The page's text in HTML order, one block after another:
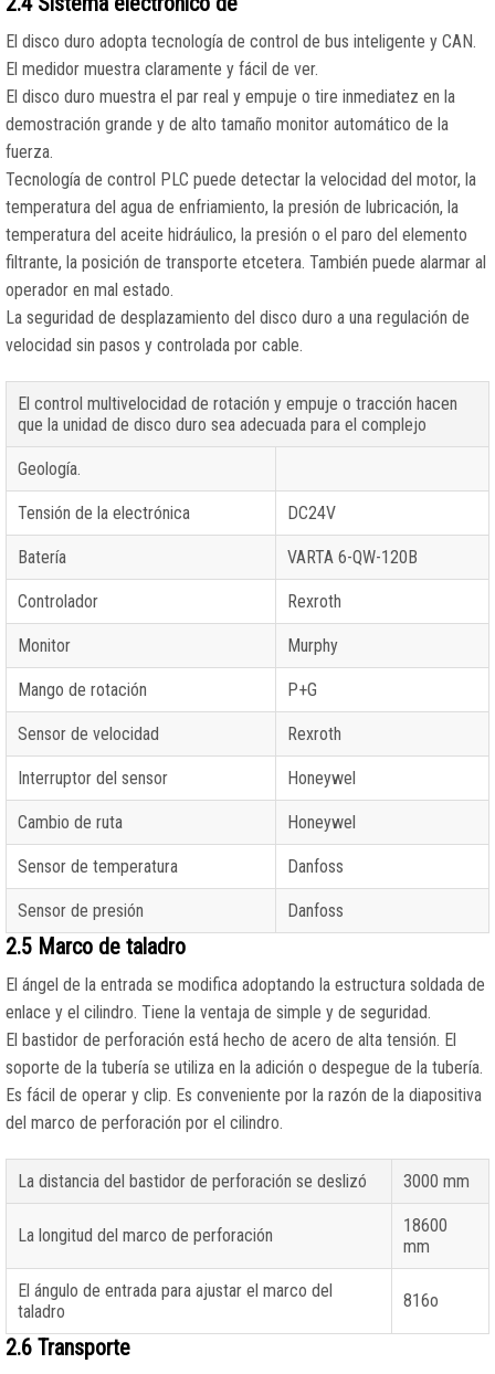
El disco duro adopta tecnología de control de bus inteligente y CAN.
El medidor muestra claramente y fácil de ver.
El disco duro muestra el par real y empuje o tire inmediatez en la
demostración grande y de alto tamaño monitor automático de la
fuerza.
Tecnología de control PLC puede detectar la velocidad del motor, la
temperatura del agua de enfriamiento, la presión de lubricación, la
temperatura del aceite hidráulico, la presión o el paro del elemento
filtrante, la posición de transporte etcetera. También puede alarmar al
operador en mal estado.
La seguridad de desplazamiento del disco duro a una regulación de
velocidad sin pasos y controlada por cable.
El control multivelocidad de rotación y empuje o tracción hacen
que la unidad de disco duro sea adecuada para el complejo
Geología.
Tensión de la electrónica DC24V
Batería VARTA 6-QW-120B
Controlador Rexroth
Monitor Murphy
Mango de rotación P+G
Sensor de velocidad Rexroth
Interruptor del sensor Honeywel
Cambio de ruta Honeywel
Sensor de temperatura Danfoss
Sensor de presión Danfoss
2.5 Marco de taladro
El ángel de la entrada se modifica adoptando la estructura soldada de
enlace y el cilindro. Tiene la ventaja de simple y de seguridad.
El bastidor de perforación está hecho de acero de alta tensión. El
soporte de la tubería se utiliza en la adición o despegue de la tubería.
Es fácil de operar y clip. Es conveniente por la razón de la diapositiva
del marco de perforación por el cilindro.
La distancia del bastidor de perforación se deslizó 3000 mm
La longitud del marco de perforación
18600
mm
El ángulo de entrada para ajustar el marco del
taladro
816o
2.6 Transporte